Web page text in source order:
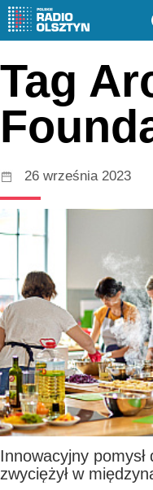
Tag
26 września 2023
Innowacyjny
zwyciężył w